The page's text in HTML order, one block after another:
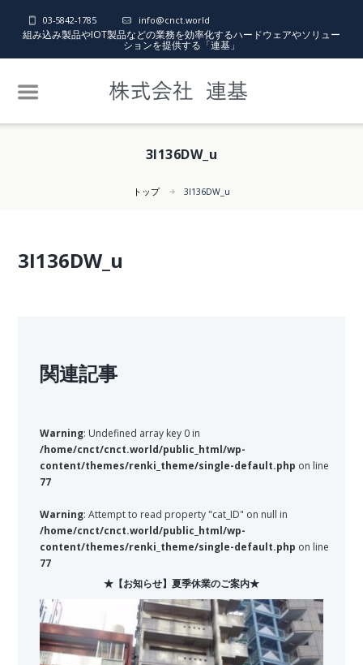
03-5842-1785 info@cnct.world
組み込み製品やIOT製品などの業務を効率化するハードウェアやソリュー
ションを提供する「連基」
3I136DW_u
トップ 3I136DW_u
3I136DW_u
関連記事
Warning: Undefined array key 0 in
/home/cnct/cnct.world/public_html/wp-
content/themes/renki_theme/single-default.php on line
77
Warning: Attempt to read property "cat_ID" on null in
/home/cnct/cnct.world/public_html/wp-
content/themes/renki_theme/single-default.php on line
77
★【お知らせ】夏季休業のご案内★